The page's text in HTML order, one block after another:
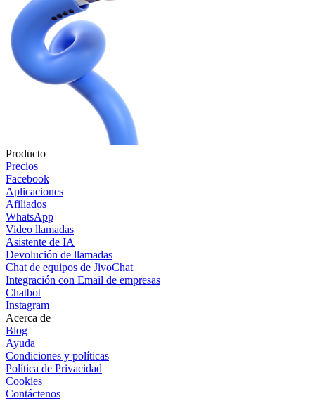
Producto
Precios
Facebook
Aplicaciones
Afiliados
WhatsApp
Video llamadas
Asistente de IA
Devolución de llamadas
Chat de equipos de JivoChat
Integración con Email de empresas
Chatbot
Instagram
Acerca de
Blog
Ayuda
Condiciones y políticas
Política de Privacidad
Cookies
Contáctenos